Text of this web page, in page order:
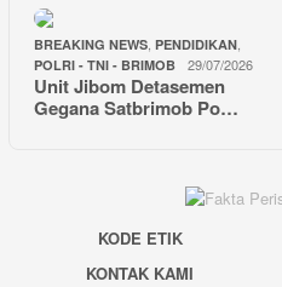
BREAKING NEWS PENDIDIKAN
POLRI - TNI - BRIMOB 29/07/2026
Unit Jibom Detasemen
Gegana Satbrimob Po…
KODE ETIK
KONTAK KAMI